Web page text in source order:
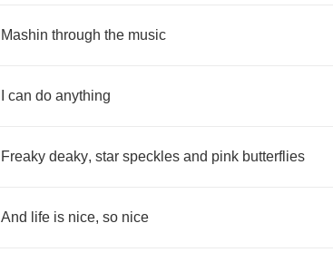
Mashin through the music
can do anything
Freaky deaky, star speckles and pink butterflies
And life is nice, so nice